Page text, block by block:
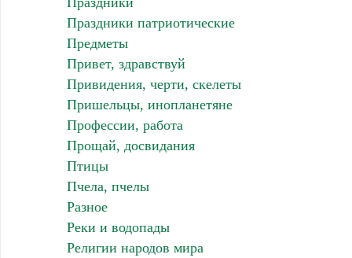
Праздники патриотические
Предметы
Привет, здравствуй
Привидения, черти, скелеты
Пришельцы, инопланетяне
Профессии, работа
Прощай, досвидания
Птицы
Пчела, пчелы
Разное
Реки и водопады
Религии народов мира